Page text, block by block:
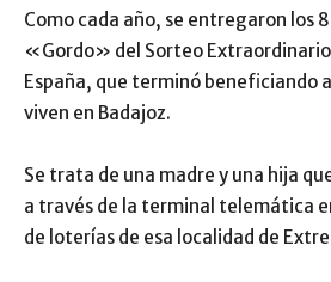
Como cada año, se entregaron los
«Gordo» del Sorteo Extraordinario
España, que terminó beneficiando
viven en Badajoz.
Se trata de una madre y una hija
a través de la terminal telemática
de loterías de esa localidad de